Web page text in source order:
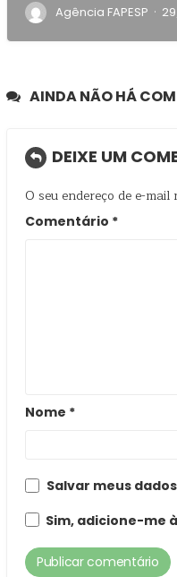
Agência FAPESP ·
AINDA NÃO HÁ
DEIXE UM
O seu endereço de e-
Comentário *
Nome *
Salvar meus
Sim, adicione-me